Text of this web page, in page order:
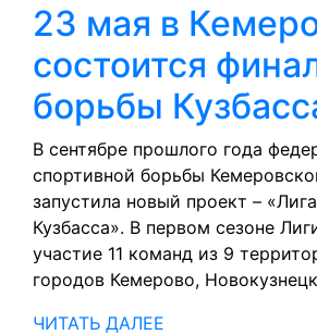
23 мая в
состоится
борьбы
В сентябре прошлого года
спортивной борьбы
запустила новый проект –
Кузбасса». В первом сезоне
участие 11 команд из 9
городов Кемерово,
ЧИТАТЬ ДАЛЕЕ